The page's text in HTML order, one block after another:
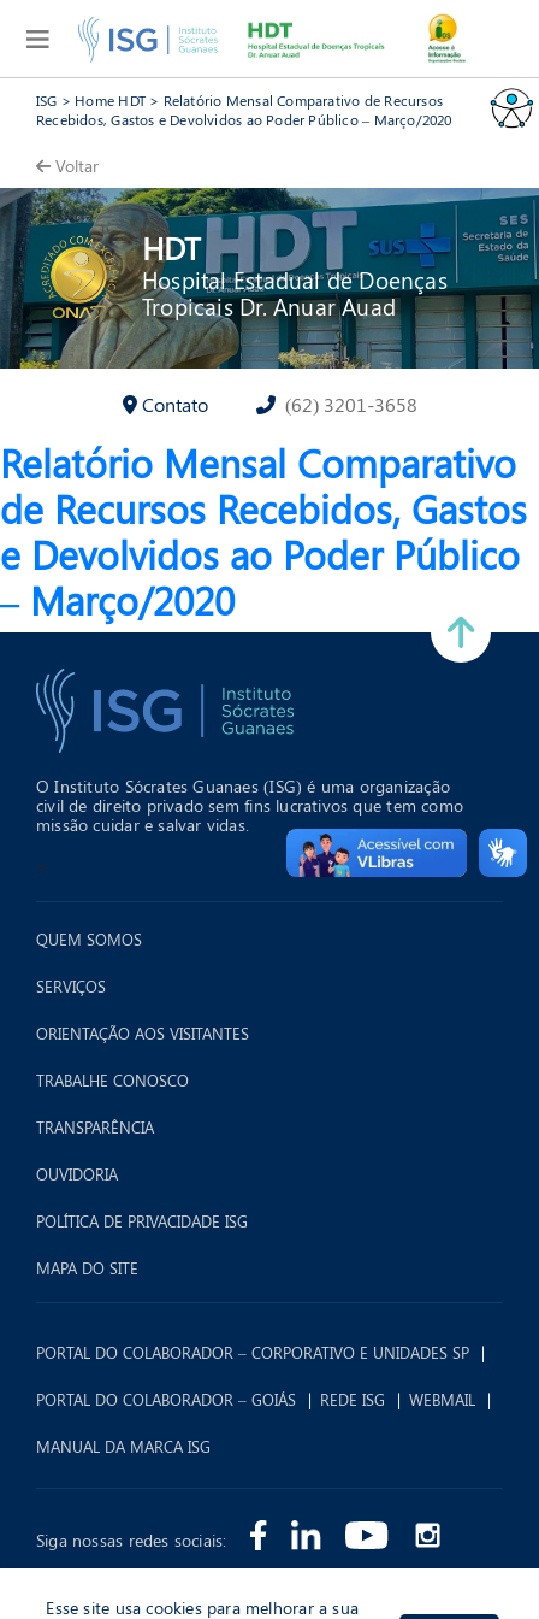
ISG > Home HDT> Relatório Mensal Comparativo de Recursos
Recebidos, Gastos e Devolvidos ao Poder Público – Março/2020
Voltar
HDT
Hospital Estadual de Doenças
Tropicais Dr. Anuar Auad
Contato (62) 3201-3658
Relatório Mensal Comparativo
de Recursos Recebidos, Gastos
e Devolvidos ao Poder Público
– Março/2020
O Instituto Sócrates Guanaes (ISG) é uma organização
civil de direito privado sem fins lucrativos que tem como
missão cuidar e salvar vidas.
>
QUEM SOMOS
SERVIÇOS
ORIENTAÇÃO AOS VISITANTES
TRABALHE CONOSCO
TRANSPARÊNCIA
OUVIDORIA
POLÍTICA DE PRIVACIDADE ISG
MAPA DO SITE
PORTAL DO COLABORADOR – CORPORATIVO E UNIDADES SP
PORTAL DO COLABORADOR – GOIÁS REDE ISG WEBMAIL
MANUAL DA MARCA ISG
Siga nossas redes sociais:
Esse site usa cookies para melhorar a sua